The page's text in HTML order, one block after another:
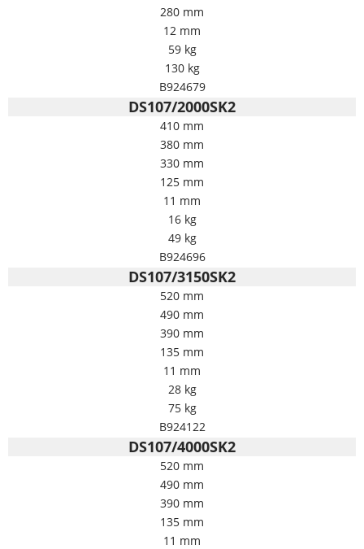
280 mm
12 mm
59 kg
130 kg
B924679
DS107/2000SK2
410 mm
380 mm
330 mm
125 mm
11 mm
16 kg
49 kg
B924696
DS107/3150SK2
520 mm
490 mm
390 mm
135 mm
11 mm
28 kg
75 kg
B924122
DS107/4000SK2
520 mm
490 mm
390 mm
135 mm
11 mm